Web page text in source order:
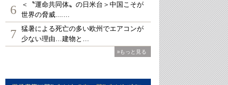
6
＜〝運命共同体〟の日米台＞中国こそが
世界の脅威....…
7
猛暑による死亡の多い欧州でエアコンが
少ない理由…建物と…
»もっと見る